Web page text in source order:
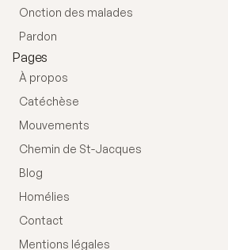
Onction des malades
Pardon
Pages
À propos
Catéchèse
Mouvements
Chemin de St-Jacques
Blog
Homélies
Contact
Mentions légales